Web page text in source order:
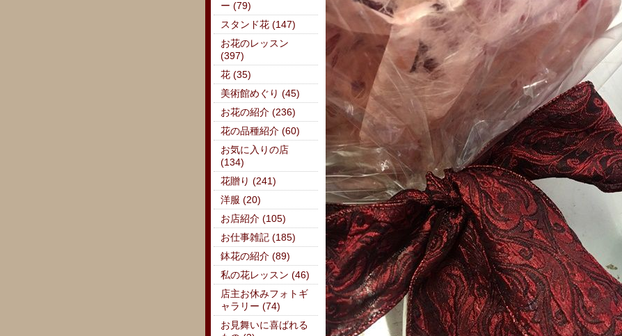
ー (79)
スタンド花 (147)
お花のレッスン
(397)
花 (35)
美術館めぐり (45)
お花の紹介 (236)
花の品種紹介 (60)
お気に入りの店
(134)
花贈り (241)
洋服 (20)
お店紹介 (105)
お仕事雑記 (185)
鉢花の紹介 (89)
私の花レッスン (46)
店主お休みフォトギ
ャラリー (74)
お見舞いに喜ばれる